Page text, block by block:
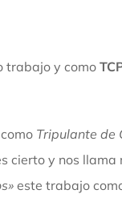
trabajo y como
Tripulante de
cierto y nos
este trabajo